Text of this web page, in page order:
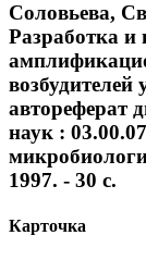
Соловьева,
Разработка и
автореферат
наук :
1997. - 30 с.
Карточка